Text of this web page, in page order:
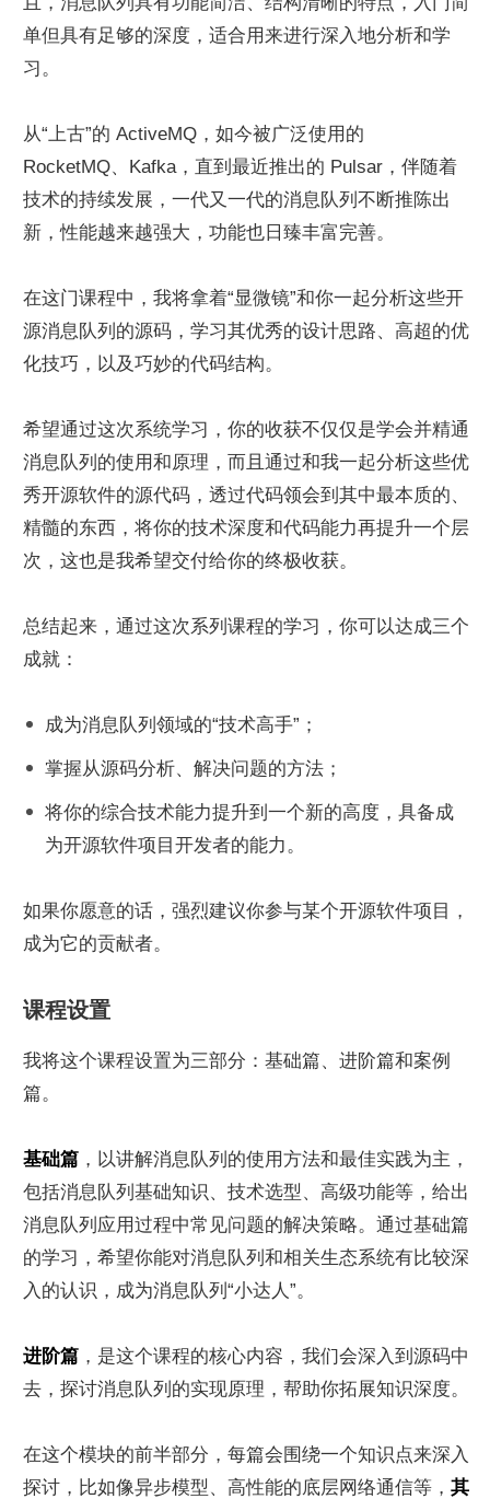
单但具有足够的深度，适合用来进行深入地分析和学
习。
从“上古”的 ActiveMQ，如今被广泛使用的
RocketMQ、Kafka，直到最近推出的 Pulsar，伴随着
技术的持续发展，一代又一代的消息队列不断推陈出
新，性能越来越强大，功能也日臻丰富完善。
在这门课程中，我将拿着“显微镜”和你一起分析这些开
源消息队列的源码，学习其优秀的设计思路、高超的优
化技巧，以及巧妙的代码结构。
希望通过这次系统学习，你的收获不仅仅是学会并精通
消息队列的使用和原理，而且通过和我一起分析这些优
秀开源软件的源代码，透过代码领会到其中最本质的、
精髓的东西，将你的技术深度和代码能力再提升一个层
次，这也是我希望交付给你的终极收获。
总结起来，通过这次系列课程的学习，你可以达成三个
成就：
成为消息队列领域的“技术高手”；
掌握从源码分析、解决问题的方法；
将你的综合技术能力提升到一个新的高度，具备成
为开源软件项目开发者的能力。
如果你愿意的话，强烈建议你参与某个开源软件项目，
成为它的贡献者。
课程设置
我将这个课程设置为三部分：基础篇、进阶篇和案例
篇。
基础篇 ，以讲解消息队列的使用方法和最佳实践为主，
包括消息队列基础知识、技术选型、高级功能等，给出
消息队列应用过程中常见问题的解决策略。通过基础篇
的学习，希望你能对消息队列和相关生态系统有比较深
入的认识，成为消息队列“小达人”。
进阶篇 ，是这个课程的核心内容，我们会深入到源码中
去，探讨消息队列的实现原理，帮助你拓展知识深度。
在这个模块的前半部分，每篇会围绕一个知识点来深入
探讨，比如像异步模型、高性能的底层网络通信等， 其